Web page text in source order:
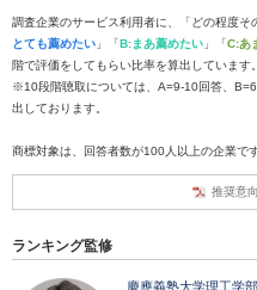
調査企業のサービス利用者に、「どの程度
とても薦めたい 」「B:まあ薦めたい 」「C:あ
階で評価をしてもらい比率を算出しています。
※10段階聴取については、A=9-10回答、
出しております。
商標対象は、回答者数が100人以上の企業です
推奨意
ランキング監修
慶應義塾大学理工学